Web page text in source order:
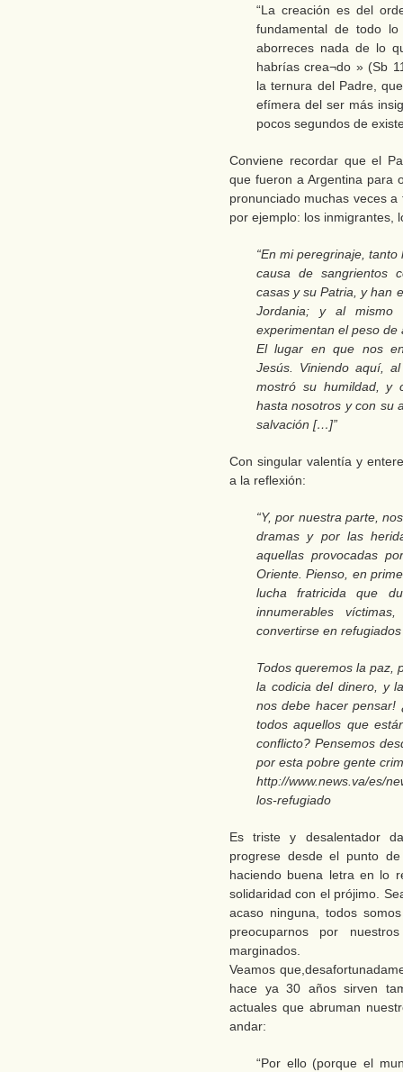
“La creación es del
fundamental de todo
aborreces nada de lo
habrías crea¬do » (Sb
la ternura del Padre,
efímera del ser más
pocos segundos de
Conviene recordar que el
que fueron a Argentina para
pronunciado muchas veces
por ejemplo: los inmigrantes,
“En mi peregrinaje,
causa de sangrientos
casas y su Patria, y han
Jordania; y al mismo
experimentan el peso de
El lugar en que nos
Jesús. Viniendo aquí,
mostró su humildad, y
hasta nosotros y con su
salvación […]”
Con singular valentía y
a la reflexión:
“Y, por nuestra parte,
dramas y por las
aquellas provocadas
Oriente. Pienso, en
lucha fratricida que
innumerables
convertirse en
Todos queremos la paz,
la codicia del dinero, y
nos debe hacer
todos aquellos que
conflicto? Pensemos
por esta pobre gente
http://www.news.va/es/
los-refugiado
Es triste y desalentador
progrese desde el punto
haciendo buena letra en lo
solidaridad con el prójimo.
acaso ninguna, todos
preocuparnos por
marginados.
Veamos
hace ya 30 años sirven
actuales que abruman
andar:
“Por ello (porque el